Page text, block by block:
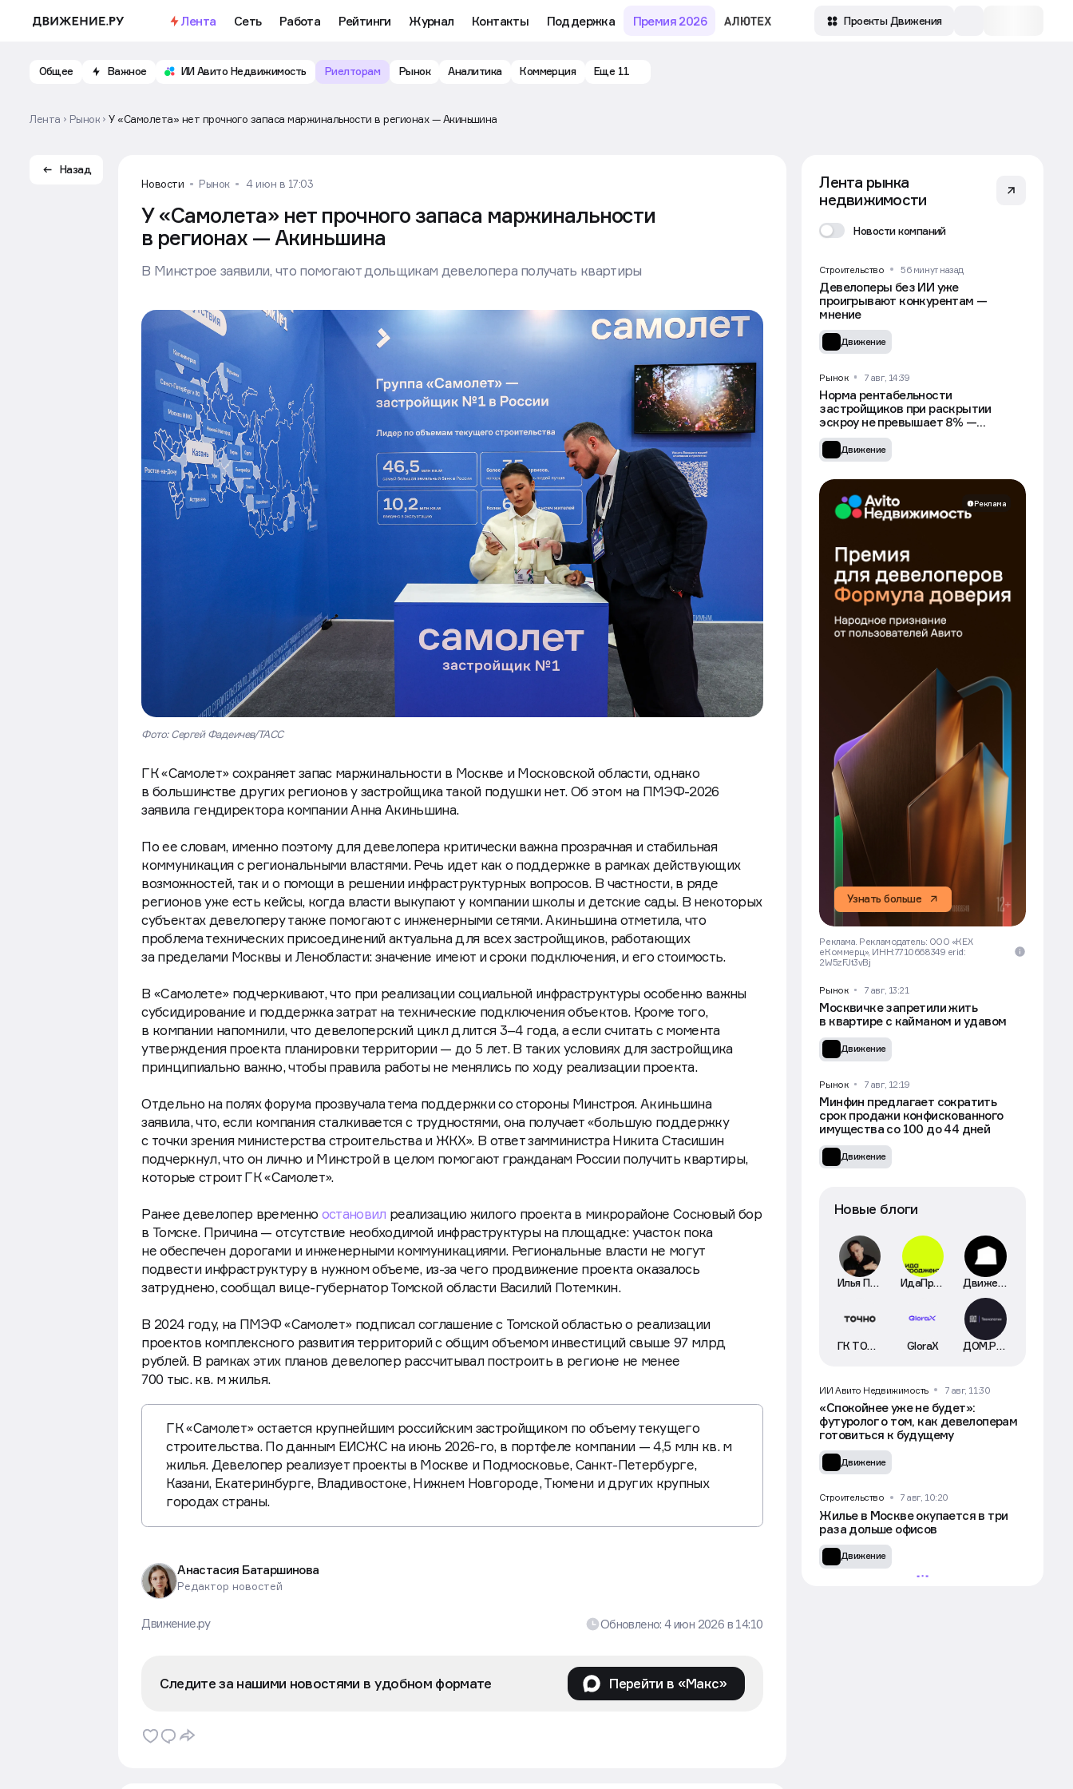
Лента Сеть Работа Рейтинги Журнал Контакты Поддержка Премия 2026 Проекты Движения
Общее Важное ИИ Авито Недвижимость Риелторам Рынок Аналитика Коммерция Еще 11
Лента Рынок У «Самолета» нет прочного запаса маржинальности в регионах — Акиньшина
Назад
Новости
Рынок 4 июн в 17:03
У «Самолета» нет прочного запаса маржинальности
в регионах — Акиньшина
В Минстрое заявили, что помогают дольщикам девелопера получать квартиры
Фото: Сергей Фадеичев/ТАСС
ГК «Самолет» сохраняет запас маржинальности в Москве и Московской области, однако
в большинстве других регионов у застройщика такой подушки нет. Об этом на ПМЭФ-2026
заявила гендиректора компании Анна Акиньшина.
По ее словам, именно поэтому для девелопера критически важна прозрачная и стабильная
коммуникация с региональными властями. Речь идет как о поддержке в рамках действующих
возможностей, так и о помощи в решении инфраструктурных вопросов. В частности, в ряде
регионов уже есть кейсы, когда власти выкупают у компании школы и детские сады. В некоторых
субъектах девелоперу также помогают с инженерными сетями. Акиньшина отметила, что
проблема технических присоединений актуальна для всех застройщиков, работающих
за пределами Москвы и Ленобласти: значение имеют и сроки подключения, и его стоимость.
В «Самолете» подчеркивают, что при реализации социальной инфраструктуры особенно важны
субсидирование и поддержка затрат на технические подключения объектов. Кроме того,
в компании напомнили, что девелоперский цикл длится 3–4 года, а если считать с момента
утверждения проекта планировки территории — до 5 лет. В таких условиях для застройщика
принципиально важно, чтобы правила работы не менялись по ходу реализации проекта.
Отдельно на полях форума прозвучала тема поддержки со стороны Минстроя. Акиньшина
заявила, что, если компания сталкивается с трудностями, она получает «большую поддержку
с точки зрения министерства строительства и ЖКХ». В ответ замминистра Никита Стасишин
подчеркнул, что он лично и Минстрой в целом помогают гражданам России получить квартиры,
которые строит ГК «Самолет».
Ранее девелопер временно остановил реализацию жилого проекта в микрорайоне Сосновый бор
в Томске. Причина — отсутствие необходимой инфраструктуры на площадке: участок пока
не обеспечен дорогами и инженерными коммуникациями. Региональные власти не могут
подвести инфраструктуру в нужном объеме, из-за чего продвижение проекта оказалось
затруднено, сообщал вице-губернатор Томской области Василий Потемкин.
В 2024 году, на ПМЭФ «Самолет» подписал соглашение с Томской областью о реализации
проектов комплексного развития территорий с общим объемом инвестиций свыше 97 млрд
рублей. В рамках этих планов девелопер рассчитывал построить в регионе не менее
700 тыс. кв. м жилья.
ГК «Самолет» остается крупнейшим российским застройщиком по объему текущего
строительства. По данным ЕИСЖС на июнь 2026-го, в портфеле компании — 4,5 млн кв. м
жилья. Девелопер реализует проекты в Москве и Подмосковье, Санкт-Петербурге,
Казани, Екатеринбурге, Владивостоке, Нижнем Новгороде, Тюмени и других крупных
городах страны.
Анастасия Батаршинова
Редактор новостей
Движение.ру Обновлено:4 июн 2026 в 14:10
Следите за нашими новостями в удобном формате Перейти в «Макс»
Лента рынка
недвижимости
Новости компаний
Строительство 56 минут назад
Девелоперы без ИИ уже
проигрывают конкурентам —
мнение
Движение
Рынок 7 авг, 14:39
Норма рентабельности
застройщиков при раскрытии
эскроу не превышает 8% —
Минстрой
Движение
Реклама
Узнать больше
Реклама. Рекламодатель: ООО «КЕХ
еКоммерц», ИНН:7710668349 erid:
2W5zFJt3vBj
Рынок 7 авг, 13:21
Москвичке запретили жить
в квартире с кайманом и удавом
Движение
Рынок 7 авг, 12:19
Минфин предлагает сократить
срок продажи конфискованного
имущества со 100 до 44 дней
Движение
Новые блоги
Илья Пискулин ИдаПроджект Движение
ГК ТОЧНО GloraX ДОМ.РФ Технологии
ИИ Авито Недвижимость 7 авг, 11:30
«Спокойнее уже не будет»:
футуролог о том, как девелоперам
готовиться к будущему
Движение
Строительство 7 авг, 10:20
Жилье в Москве окупается в три
раза дольше офисов
Движение